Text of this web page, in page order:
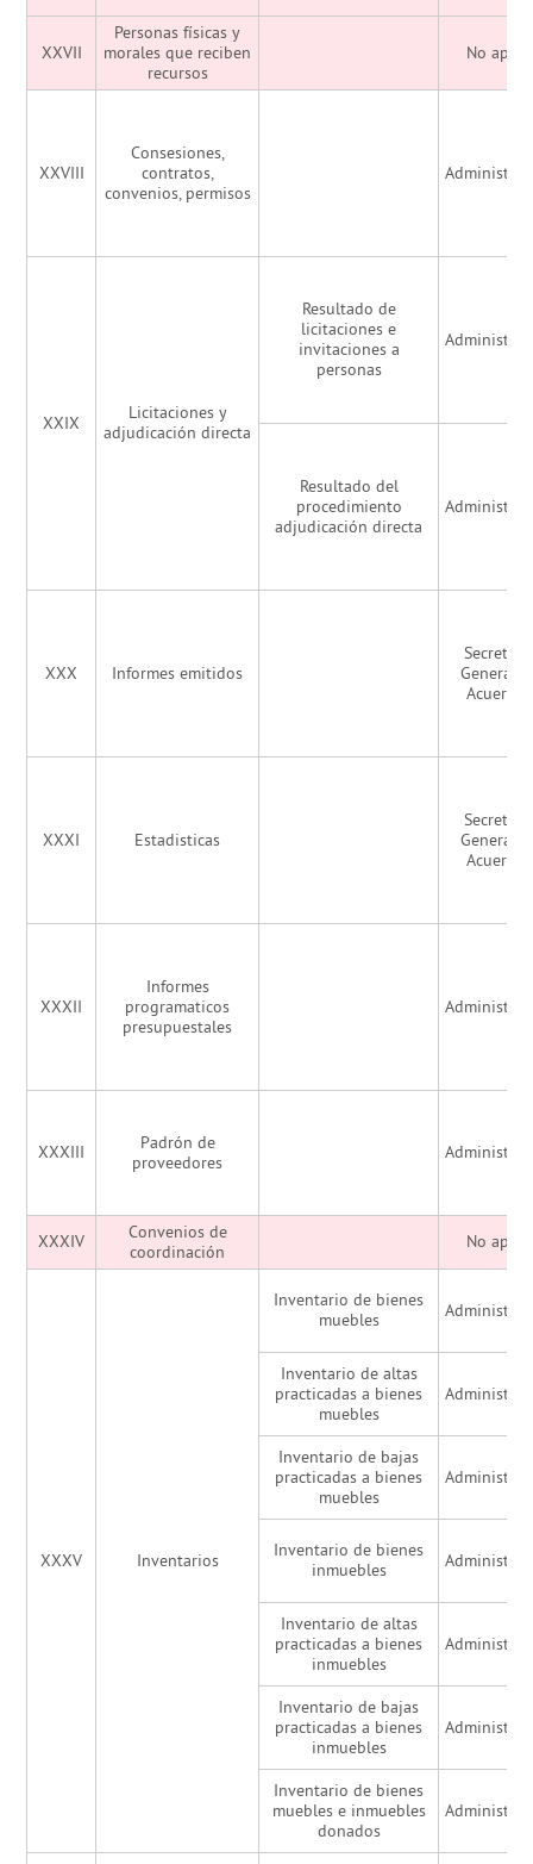
XXVII
Personas físicas y
morales que reciben
recursos
No aplica
XXVIII
Consesiones,
contratos,
convenios, permisos
XXIX
Licitaciones y
adjudicación directa
Resultado de
licitaciones e
invitaciones a
personas
Resultado del
procedimiento
adjudicación directa
XXX Informes emitidos
General
Acuerdos
XXXI Estadisticas
General
Acuerdos
XXXII
Informes
programaticos
presupuestales
XXXIII
Padrón de
proveedores
XXXIV
Convenios de
coordinación
No aplica
XXXV Inventarios
Inventario de bienes
muebles
Inventario de altas
practicadas a bienes
muebles
Inventario de bajas
practicadas a bienes
muebles
Inventario de bienes
inmuebles
Inventario de altas
practicadas a bienes
inmuebles
Inventario de bajas
practicadas a bienes
inmuebles
Inventario de bienes
muebles e inmuebles
donados